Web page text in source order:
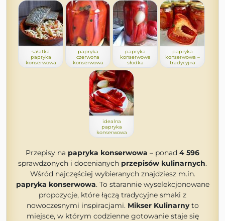
sałatka
papryka
konserwowa
papryka
czerwona
konserwowa
papryka
konserwowa
słodka
papryka
konserwowa –
tradycyjna
idealna
papryka
konserwowa
Przepisy na papryka konserwowa – ponad 4 596
sprawdzonych i docenianych przepisów kulinarnych.
Wśród najczęściej wybieranych znajdziesz m.in.
papryka konserwowa. To starannie wyselekcjonowane
propozycje, które łączą tradycyjne smaki z
nowoczesnymi inspiracjami. Mikser Kulinarnyto
miejsce, w którym codzienne gotowanie staje się